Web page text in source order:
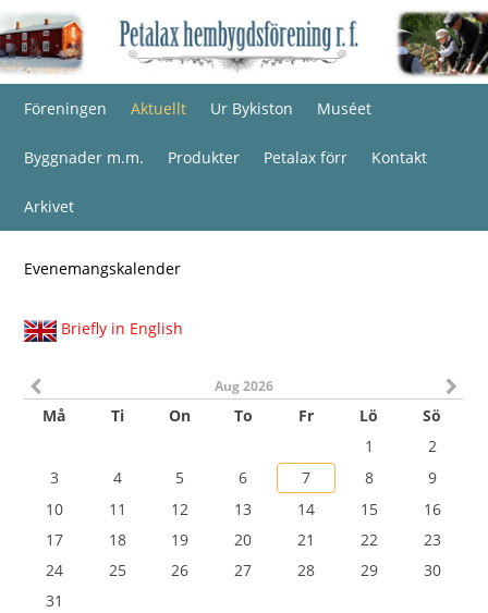
Föreningen Aktuellt Ur Bykiston Muséet
Byggnader m.m. Produkter Petalax förr Kontakt
Arkivet
Evenemangskalender
Briefly in English
Aug 2026
Må Ti On To Fr Lö
Sö
1
2
3
4 5 6 7 8
9
10
11 12 13 14 15
16
17
18 19 20 21 22
23
24
25 26 27 28 29
30
31